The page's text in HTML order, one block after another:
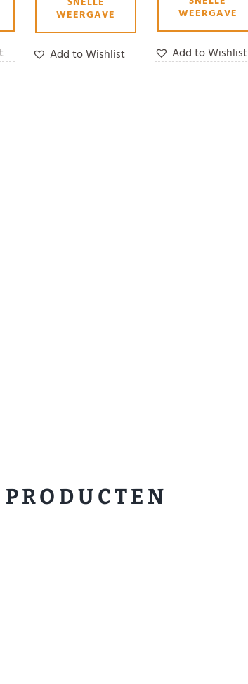
WEERGAVE
Add to Wishlist
WEERGAVE
Add to Wishlist